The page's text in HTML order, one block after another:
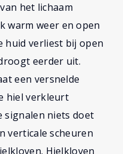
het lichaam
warm weer en open
huid verliest bij open
eerder uit.
een versnelde
hiel verkleurt
signalen niets doet
verticale scheuren
Hielkloven